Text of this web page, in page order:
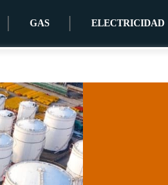
GAS ELECTRICIDAD